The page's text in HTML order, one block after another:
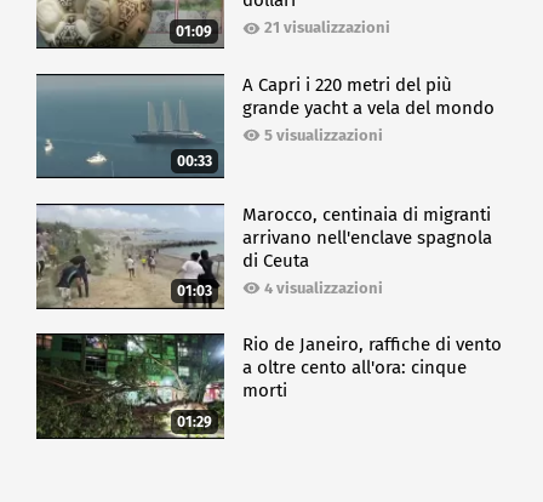
01:09 21 visualizzazioni
00:33
A Capri i 220 metri del più
grande yacht a vela del mondo
5 visualizzazioni
01:03
Marocco, centinaia di migranti
arrivano nell'enclave spagnola
di Ceuta
4 visualizzazioni
01:29
Rio de Janeiro, raffiche di vento
a oltre cento all'ora: cinque
morti